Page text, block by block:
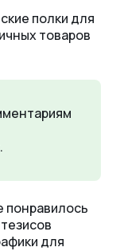
полки для
товаров
понравилось
для